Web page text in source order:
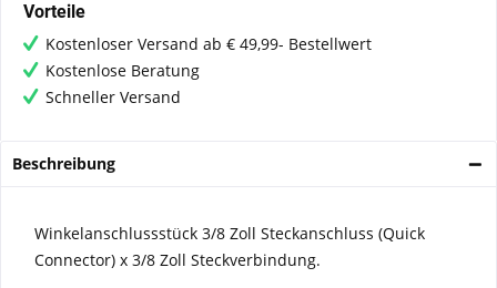
Vorteile
Kostenloser Versand ab € 49,99- Bestellwert
Kostenlose Beratung
Schneller Versand
Beschreibung
Winkelanschlussstück 3/8 Zoll Steckanschluss (Quick
Connector) x 3/8 Zoll Steckverbindung.